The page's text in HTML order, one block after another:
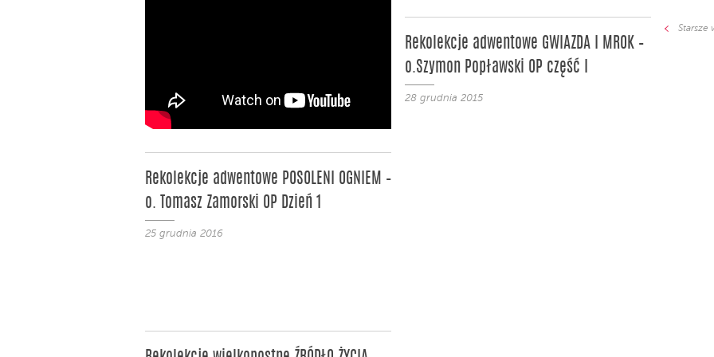
Rekolekcje adwentowe POSOLENI OGNIEM –
o. Tomasz Zamorski OP Dzień 1
25 grudnia 2016
Rekolekcje adwentowe GWIAZDA I MROK –
o.Szymon Popławski OP część I
28 grudnia 2015
Starsze